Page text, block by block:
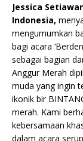
Jessica
Indonesia,
mengumumkan
bagi acara
sebagai bagian
Anggur Merah
muda yang ingin
ikonik bir
merah. Kami
kebersamaan
dalam acara